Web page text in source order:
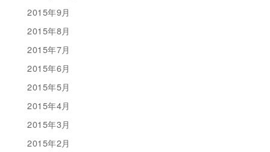
2015年9月
2015年8月
2015年7月
2015年6月
2015年5月
2015年4月
2015年3月
2015年2月